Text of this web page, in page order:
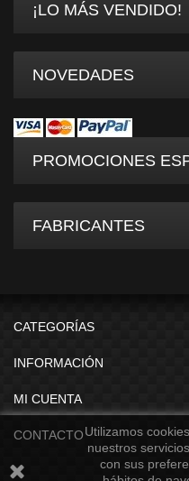
¡LO MÁS VENDIDO!
NOVEDADES
PROMOCIONES
FABRICANTES
CATEGORÍAS
INFORMACIÓN
MI CUENTA
CONTACTOUtilizamos
nuestros
con sus